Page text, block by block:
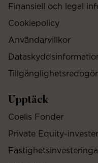
Finansiell och legal
Cookiepolicy
Användarvillkor
Upptäck
Coelis Fonder
Private Equity-